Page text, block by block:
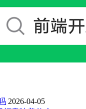
2026-04-05